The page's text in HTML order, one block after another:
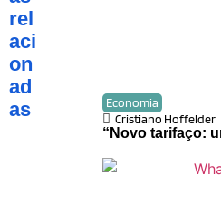
rel
aci
on
ad
as
Economia
Cristiano Hoffelder
“Novo tarifaço: